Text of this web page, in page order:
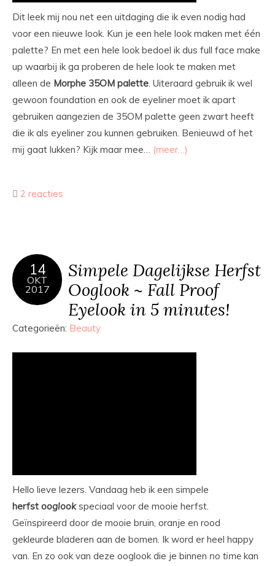
Dit leek mij nou net een uitdaging die ik even nodig had
voor een nieuwe look. Kun je een hele look maken met één
palette? En met een hele look bedoel ik dus full face make
up waarbij ik ga proberen de hele look te maken met
alleen de Morphe 35OM palette. Uiteraard gebruik ik wel
gewoon foundation en ook de eyeliner moet ik apart
gebruiken aangezien de 35OM palette geen zwart heeft
die ik als eyeliner zou kunnen gebruiken. Benieuwd of het
mij gaat lukken? Kijk maar mee… (meer…)
2 reacties
14
OKT
2017
Simpele Dagelijkse Herfst
Ooglook ~ Fall Proof
Eyelook in 5 minutes!
Categorieën: Beauty
Hello lieve lezers. Vandaag heb ik een simpele
herfst ooglookspeciaal voor de mooie herfst.
Geïnspireerd door de mooie bruin, oranje en rood
gekleurde bladeren aan de bomen. Ik word er heel happy
van. En zo ook van deze ooglook die je binnen no time kan